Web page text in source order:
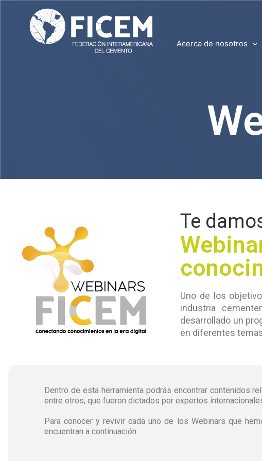
Acerca de nosotros
Te
Uno de los
industria
desarrollado un
en diferentes
Dentro de esta herramienta podrás encontrar contenidos
entre otros, que fueron dictados por expertos
Para conocer y revivir cada uno de los Webinars que
encuentran a continuación